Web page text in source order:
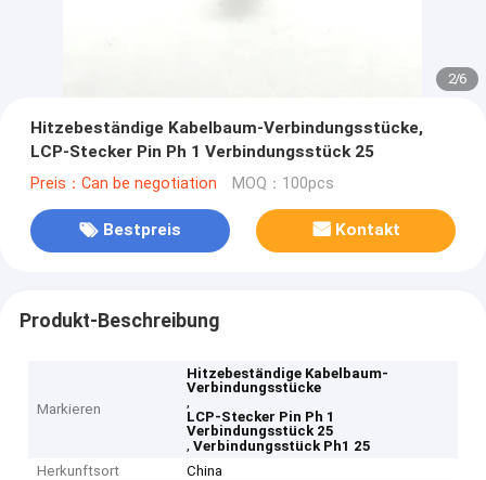
2/6
Hitzebeständige Kabelbaum-Verbindungsstücke,
LCP-Stecker Pin Ph 1 Verbindungsstück 25
Preis：Can be negotiation MOQ：100pcs
Bestpreis Kontakt
Produkt-Beschreibung
Markieren
Hitzebeständige Kabelbaum-
Verbindungsstücke
,
LCP-Stecker Pin Ph 1
Verbindungsstück 25
,Verbindungsstück Ph1 25
Herkunftsort
China